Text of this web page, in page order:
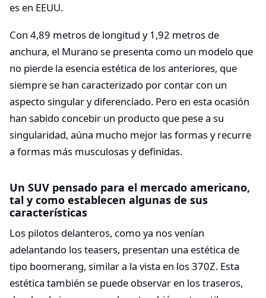
es en EEUU.
Con 4,89 metros de longitud y 1,92 metros de
anchura, el Murano se presenta como un modelo que
no pierde la esencia estética de los anteriores, que
siempre se han caracterizado por contar con un
aspecto singular y diferenciado. Pero en esta ocasión
han sabido concebir un producto que pese a su
singularidad, aúna mucho mejor las formas y recurre
a formas más musculosas y definidas.
Un SUV pensado para el mercado americano,
tal y como establecen algunas de sus
características
Los pilotos delanteros, como ya nos venían
adelantando los teasers, presentan una estética de
tipo boomerang, similar a la vista en los 370Z. Esta
estética también se puede observar en los traseros,